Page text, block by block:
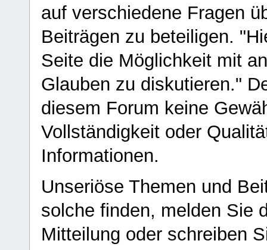
auf verschiedene Fragen
Beiträgen zu beteiligen.
Seite die Möglichkeit mit
Glauben zu diskutieren."
diesem Forum keine
Vollständigkeit oder
Informationen.
Unseriöse Themen und
solche finden, melden Sie
Mitteilung oder schreiben